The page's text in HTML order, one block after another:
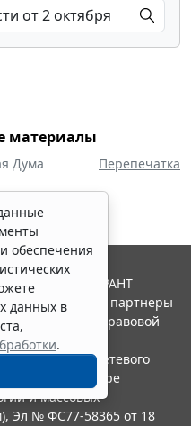
материалы
Дума Перепечатка
обеспечения
данных в
.
Система ГАРАНТ
"Гарант" и ее партнеры
ассоциации правовой
в качестве сетевого
надзору в сфере
и массовых
Эл № ФС77-58365 от 18